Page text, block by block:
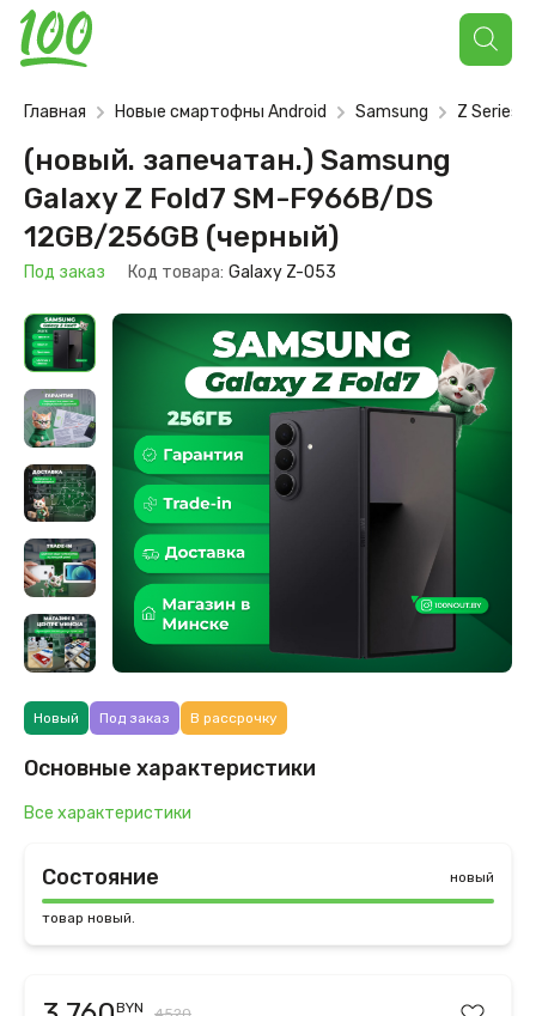
Поиск
товаров
Главная Новые смартофны Android Samsung Z Series
(новый. запечатан.) Samsung
Galaxy Z Fold7 SM-F966B/DS
12GB/256GB (черный)
Под заказ Код товара: Galaxy Z-053
Новый Под заказ В рассрочку
Основные характеристики
Все характеристики
Состояние новый
товар новый.
BYN